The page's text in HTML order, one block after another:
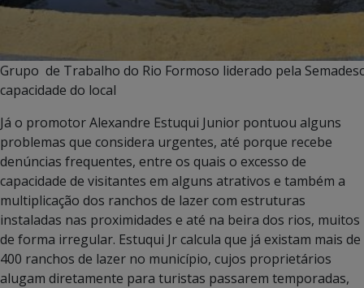
Grupo de Trabalho do Rio Formoso liderado pela
capacidade do local
Já o promotor Alexandre Estuqui Junior pontuou alguns
problemas que considera urgentes, até porque recebe
denúncias frequentes, entre os quais o excesso de
capacidade de visitantes em alguns atrativos e também a
multiplicação dos ranchos de lazer com estruturas
instaladas nas proximidades e até na beira dos rios, muitos
de forma irregular. Estuqui Jr calcula que já existam mais de
400 ranchos de lazer no município, cujos proprietários
alugam diretamente para turistas passarem temporadas,